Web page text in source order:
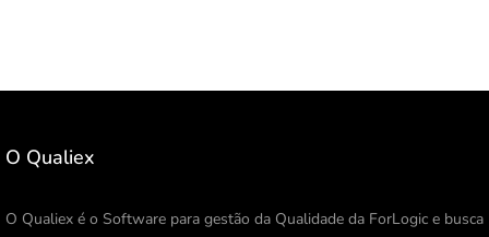
O Qualiex
O Qualiex é o Software para gestão da Qualidade da ForLogic e busca